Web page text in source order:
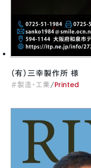
（有）三幸製作所 様
製造・工業 / Printed